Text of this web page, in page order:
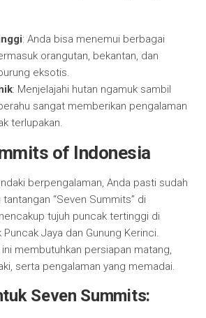
: Anda bisa menemui berbagai
orangutan, bekantan, dan
eksotis.
: Menjelajahi hutan ngamuk sambil
sangat memberikan pengalaman
terlupakan.
of Indonesia
berpengalaman, Anda pasti sudah
“Seven Summits” di
tujuh puncak tertinggi di
Jaya dan Gunung Kerinci.
membutuhkan persiapan matang,
serta pengalaman yang memadai.
Seven Summits: